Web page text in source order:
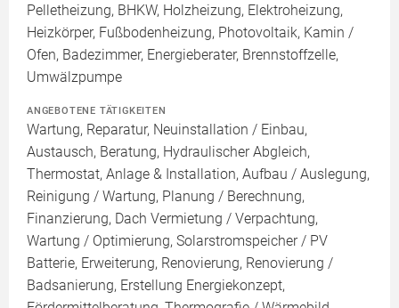
Pelletheizung, BHKW, Holzheizung, Elektroheizung,
Heizkörper, Fußbodenheizung, Photovoltaik, Kamin /
Ofen, Badezimmer, Energieberater, Brennstoffzelle,
Umwälzpumpe
ANGEBOTENE TÄTIGKEITEN
Wartung, Reparatur, Neuinstallation / Einbau,
Austausch, Beratung, Hydraulischer Abgleich,
Thermostat, Anlage & Installation, Aufbau / Auslegung,
Reinigung / Wartung, Planung / Berechnung,
Finanzierung, Dach Vermietung / Verpachtung,
Wartung / Optimierung, Solarstromspeicher / PV
Batterie, Erweiterung, Renovierung, Renovierung /
Badsanierung, Erstellung Energiekonzept,